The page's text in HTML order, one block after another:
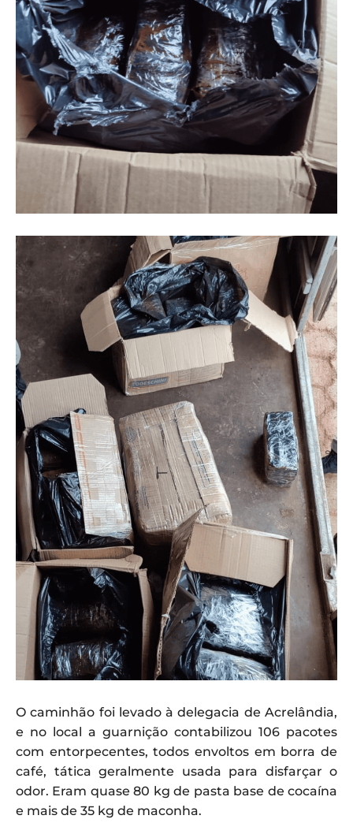
O caminhão foi levado à delegacia de Acrelândia,
e no local a guarnição contabilizou 106 pacotes
com entorpecentes, todos envoltos em borra de
café, tática geralmente usada para disfarçar o
odor. Eram quase 80 kg de pasta base de cocaína
e mais de 35 kg de maconha.